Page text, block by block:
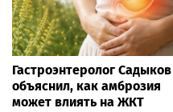
Гастроэнтеролог Садыков
объяснил, как амброзия
может влиять на ЖКТ